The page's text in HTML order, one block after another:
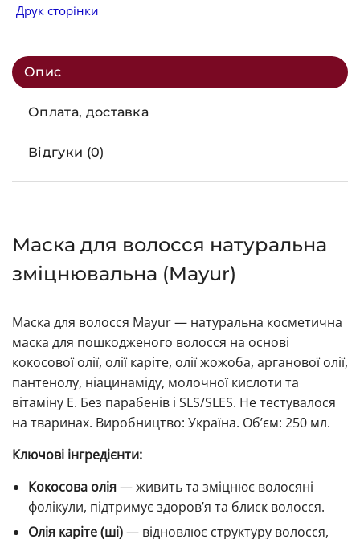
Друк сторінки
Опис
Оплата, доставка
Відгуки (0)
Маска для волосся натуральна
зміцнювальна (Mayur)
Маска для волосся Mayur — натуральна косметична
маска для пошкодженого волосся на основі
кокосової олії, олії каріте, олії жожоба, арганової олії,
пантенолу, ніацинаміду, молочної кислоти та
вітаміну Е. Без парабенів і SLS/SLES. Не тестувалося
на тваринах. Виробництво: Україна. Об’єм: 250 мл.
Ключові інгредієнти:
Кокосова олія— живить та зміцнює волосяні
фолікули, підтримує здоров’я та блиск волосся.
Олія каріте (ші)— відновлює структуру волосся,